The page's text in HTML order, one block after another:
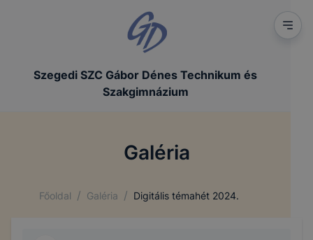
Szegedi SZC Gábor Dénes Technikum és
Szakgimnázium
Galéria
Főoldal / Galéria / Digitális témahét 2024.